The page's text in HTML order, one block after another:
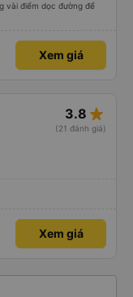
vài điểm dọc đường để
Xem giá
3.8 star_rate
(21 đánh giá)
Xem giá